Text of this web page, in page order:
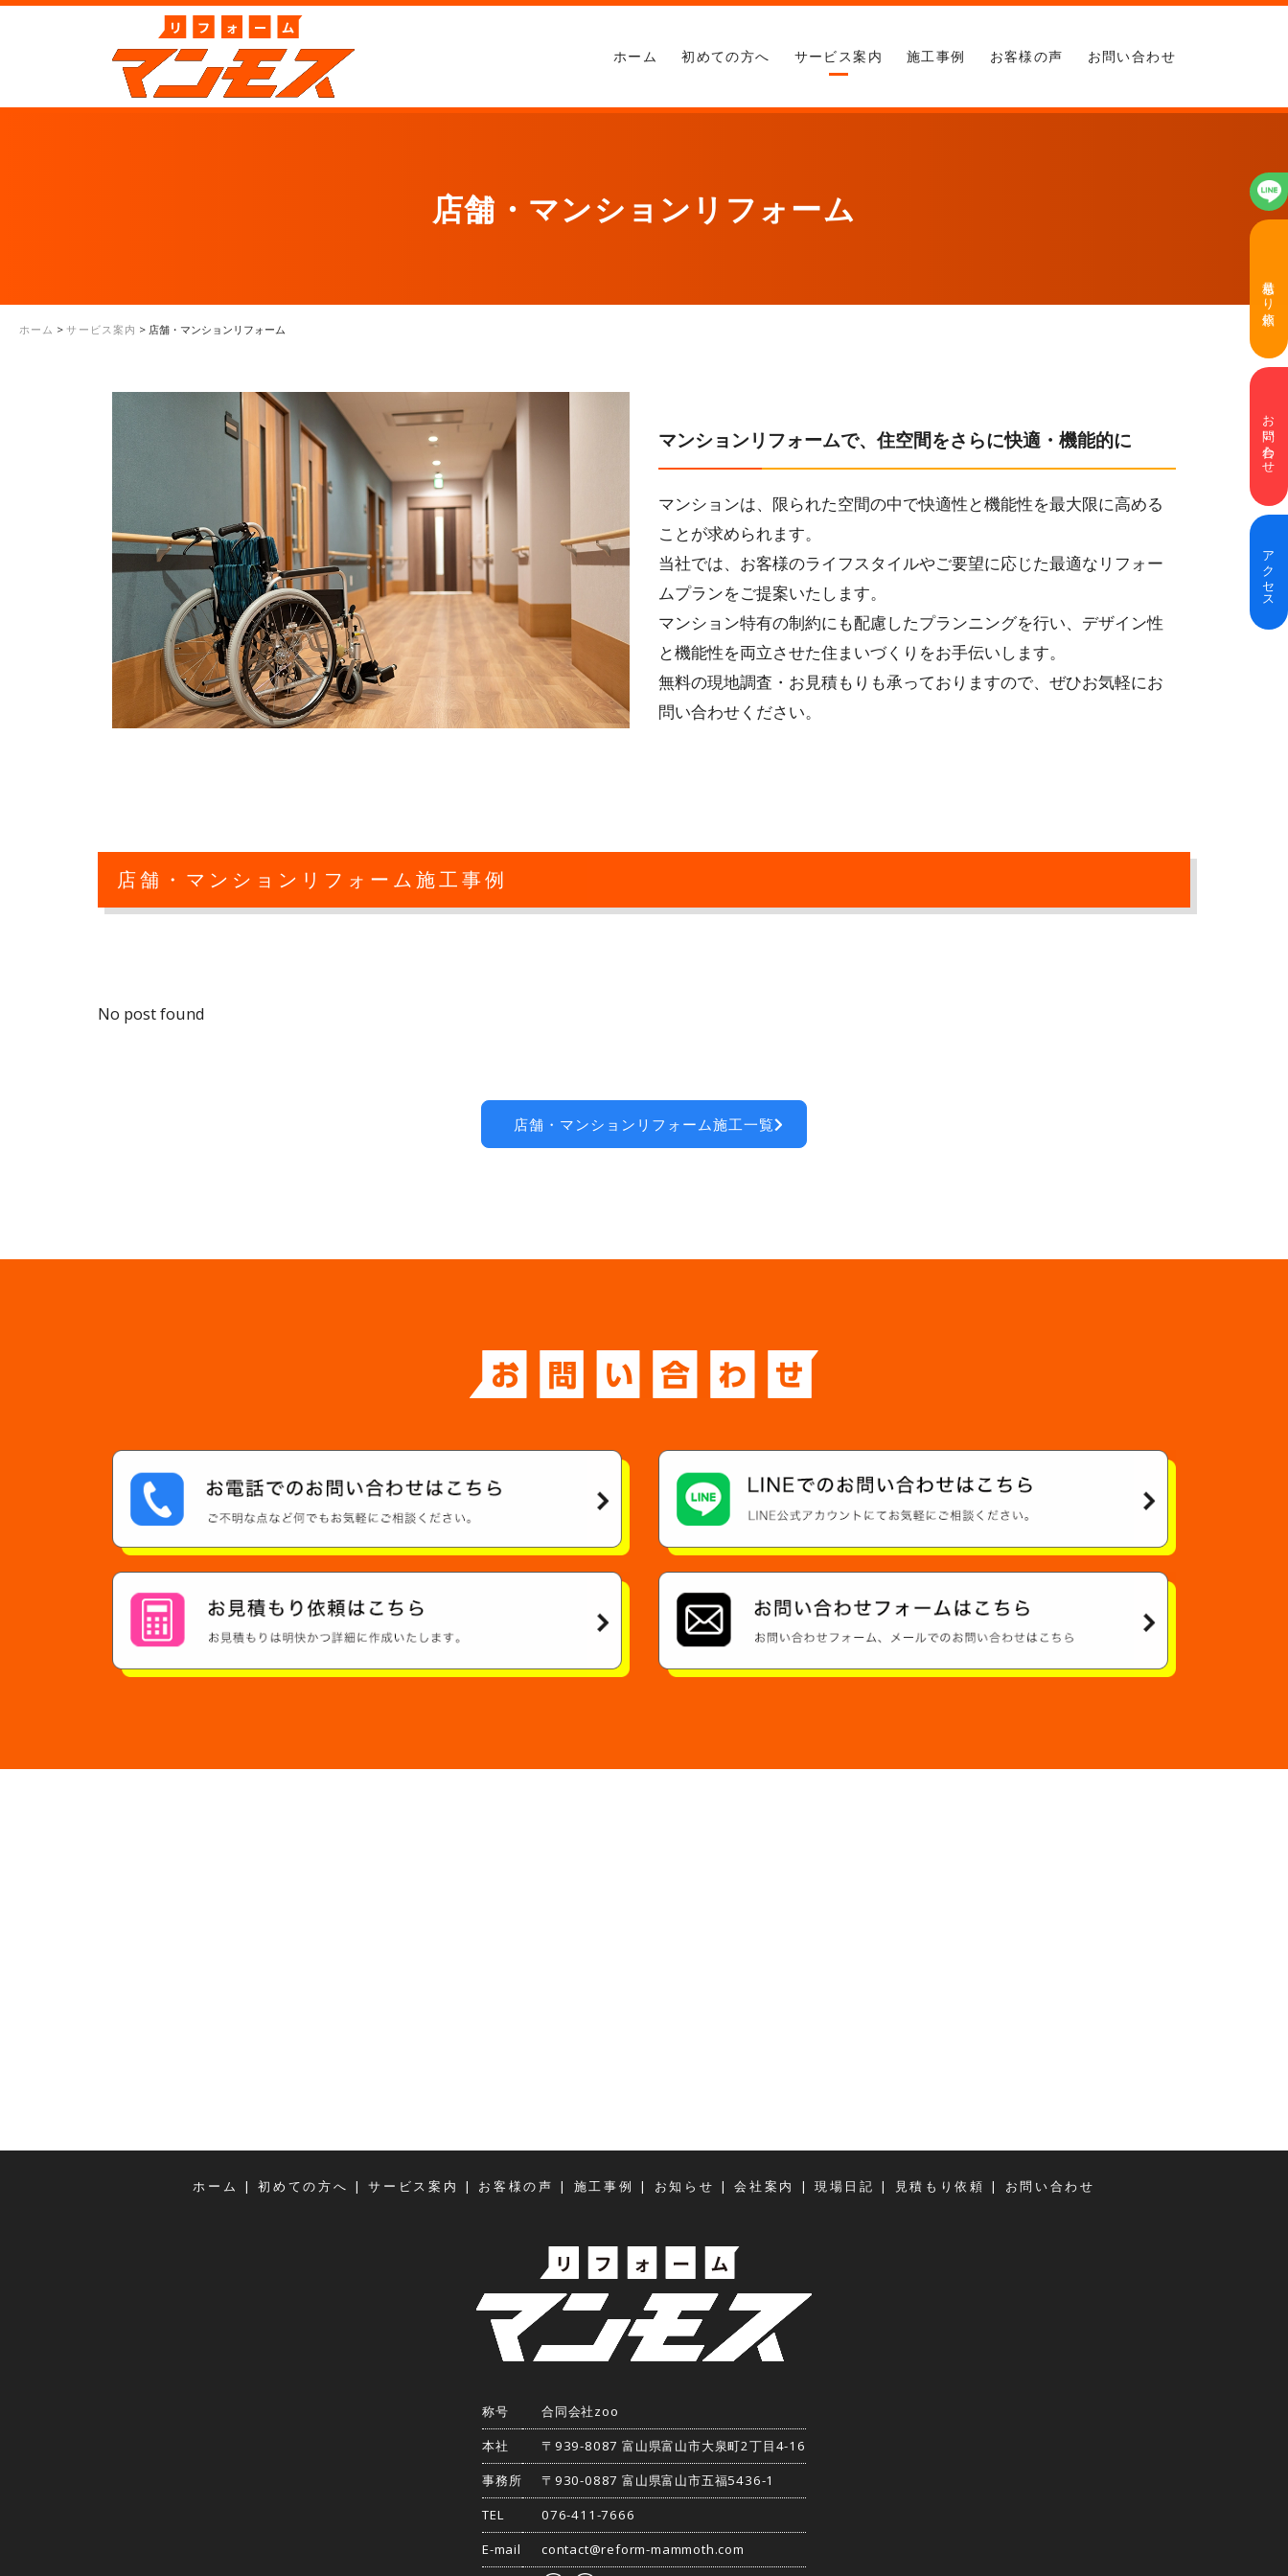
ホーム 初めての方へ サービス案内 施工事例 お客様の声 お問い合わせ
店舗・マンションリフォーム
ホーム > サービス案内 > 店舗・マンションリフォーム
マンションリフォームで、住空間をさらに快適・機能的に
マンションは、限られた空間の中で快適性と機能性を最大限に高める
ことが求められます。
当社では、お客様のライフスタイルやご要望に応じた最適なリフォー
ムプランをご提案いたします。
マンション特有の制約にも配慮したプランニングを行い、デザイン性
と機能性を両立させた住まいづくりをお手伝いします。
無料の現地調査・お見積もりも承っておりますので、ぜひお気軽にお
問い合わせください。
店舗・マンションリフォーム施工事例
No post found
店舗・マンションリフォーム施工一覧
見積もり依頼
お問い合わせ
アクセス
ホーム |初めての方へ |サービス案内 | お客様の声 | 施工事例 | お知らせ |会社案内 | 現場日記 | 見積もり依頼 | お問い合わせ
称号
合同会社zoo
本社
〒939-8087 富山県富山市大泉町2丁目4-16
事務所
〒930-0887 富山県富山市五福5436-1
TEL
076-411-7666
E-mail
contact@reform-mammoth.com